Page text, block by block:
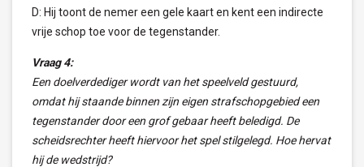
D: Hij toont de nemer een gele kaart en kent een indirecte
vrije schop toe voor de tegenstander.
Vraag 4:
Een doelverdediger wordt van het speelveld gestuurd,
omdat hij staande binnen zijn eigen strafschopgebied een
tegenstander door een grof gebaar heeft beledigd. De
scheidsrechter heeft hiervoor het spel stilgelegd. Hoe hervat
hij de wedstrijd?